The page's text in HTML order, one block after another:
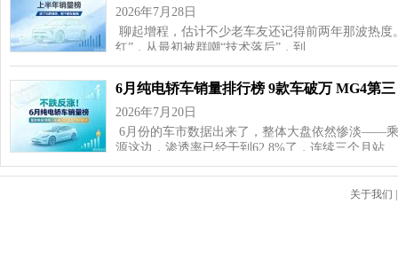
2026年7月28日
聊起增程，估计不少老车友还记得前两年那波热
红”，从最初被群嘲“技术落后”，到…
6月纯电轿车销量排行榜 9款车破万 MG4第三
2026年7月20日
6月份的车市数据出来了，整体大盘依然惨淡——
源这边，渗透率已经干到62.8%了，连续三个月站…
关于我们